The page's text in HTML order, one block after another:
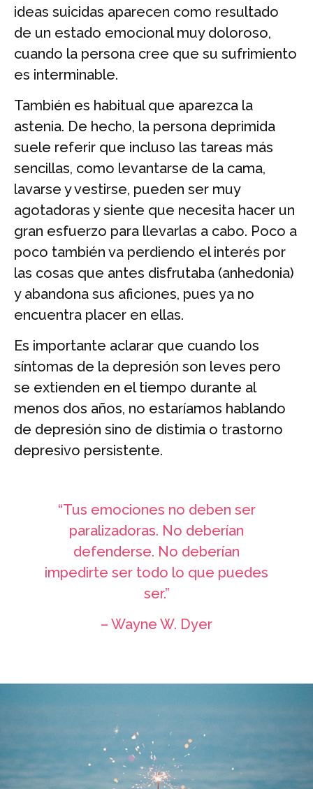
ideas suicidas aparecen como resultado
de un estado emocional muy doloroso,
cuando la persona cree que su sufrimiento
es interminable.
También es habitual que aparezca la
astenia. De hecho, la persona deprimida
suele referir que incluso las tareas más
sencillas, como levantarse de la cama,
lavarse y vestirse, pueden ser muy
agotadoras y siente que necesita hacer un
gran esfuerzo para llevarlas a cabo. Poco a
poco también va perdiendo el interés por
las cosas que antes disfrutaba (anhedonia)
y abandona sus aficiones, pues ya no
encuentra placer en ellas.
Es importante aclarar que cuando los
síntomas de la depresión son leves pero
se extienden en el tiempo durante al
menos dos años, no estaríamos hablando
de depresión sino de distimia o trastorno
depresivo persistente.
“Tus emociones no deben ser
paralizadoras. No deberían
defenderse. No deberían
impedirte ser todo lo que puedes
ser.”
– Wayne W. Dyer